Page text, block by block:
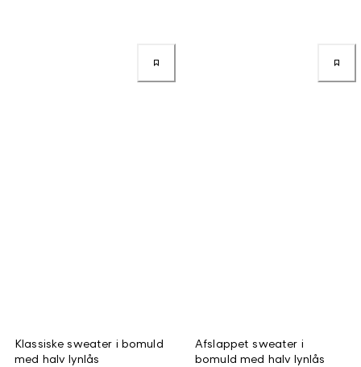
Klassiske sweater i bomuld
med halv lynlås
Afslappet sweater i
bomuld med halv lynlås